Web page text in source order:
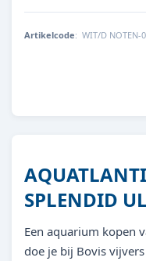
Artikelcode: WIT/D NOTEN-
SPLENDID
Een aquarium kopen
doe je bij Bovis